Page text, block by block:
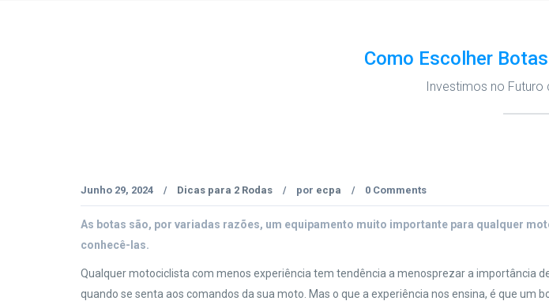
Como Escolher
Investimos no Futuro
Junho 29, 2024 / Dicas para 2 Rodas / por ecpa / 0 Comments
As botas são, por variadas razões, um equipamento muito importante para qualquer
conhecê-las.
Qualquer motociclista com menos experiência tem tendência a menosprezar a importância
quando se senta aos comandos da sua moto. Mas o que a experiência nos ensina, é que um